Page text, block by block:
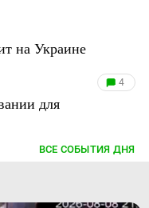
на Украине
4
для
ВСЕ СОБЫТИЯ ДНЯ